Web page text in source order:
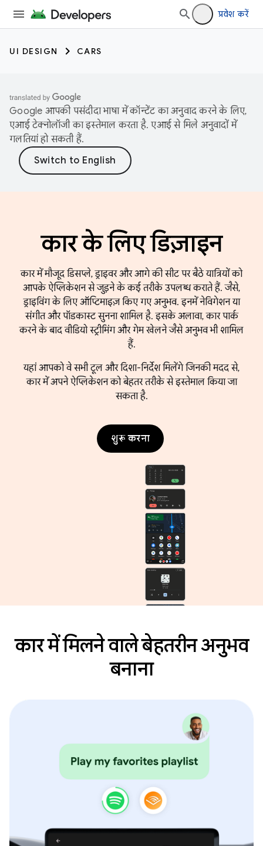
प्रवेश करें
UI DESIGN CARS
Google आपकी पसंदीदा भाषा में कॉन्टेंट का अनुवाद करने के लिए,
एआई टेक्नोलॉजी का इस्तेमाल करता है. एआई से मिले अनुवादों में
गलतियां हो सकती हैं.
कार के लिए डिज़ाइन
कार में मौजूद डिसप्ले, ड्राइवर और आगे की सीट पर बैठे यात्रियों को
आपके ऐप्लिकेशन से जुड़ने के कई तरीके उपलब्ध कराते हैं. जैसे,
ड्राइविंग के लिए ऑप्टिमाइज़ किए गए अनुभव. इनमें नेविगेशन या
संगीत और पॉडकास्ट सुनना शामिल है. इसके अलावा, कार पार्क
करने के बाद वीडियो स्ट्रीमिंग और गेम खेलने जैसे अनुभव भी शामिल
हैं.
यहां आपको वे सभी टूल और दिशा-निर्देश मिलेंगे जिनकी मदद से,
कार में अपने ऐप्लिकेशन को बेहतर तरीके से इस्तेमाल किया जा
सकता है.
शुरू करना
कार में मिलने वाले बेहतरीन अनुभव
बनाना